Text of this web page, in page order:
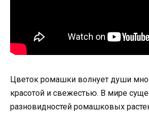
Цветок ромашки волнует души
красотой и свежестью. В мире
разновидностей ромашковых